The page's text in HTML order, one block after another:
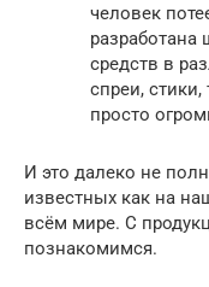
человек
средств в
спреи,
просто
И это далеко не
известных как на
всём мире. С
познакомимся.